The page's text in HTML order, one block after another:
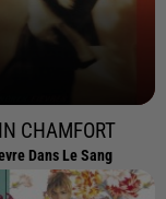
CHAMFORT
Dans Le Sang